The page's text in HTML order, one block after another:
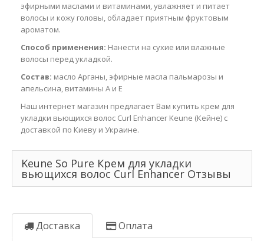
эфирными маслами и витаминами, увлажняет и питает
волосы и кожу головы, обладает приятным фруктовым
ароматом.
Способ применения: Нанести на сухие или влажные
волосы перед укладкой.
Состав: масло Арганы, эфирные масла пальмарозы и
апельсина, витамины А и Е
Наш интернет магазин предлагает Вам купить крем для
укладки вьющихся волос Curl Enhancer Keune (Кейне) с
доставкой по Киеву и Украине.
Keune So Pure Крем для укладки
вьющихся волос Curl Enhancer Отзывы
Доставка Оплата